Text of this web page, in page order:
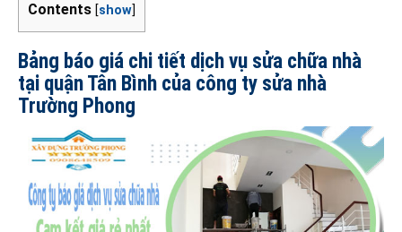
Contents [show]
Bảng báo giá chi tiết dịch vụ sửa chữa nhà
tại quận Tân Bình của công ty sửa nhà
Trường Phong